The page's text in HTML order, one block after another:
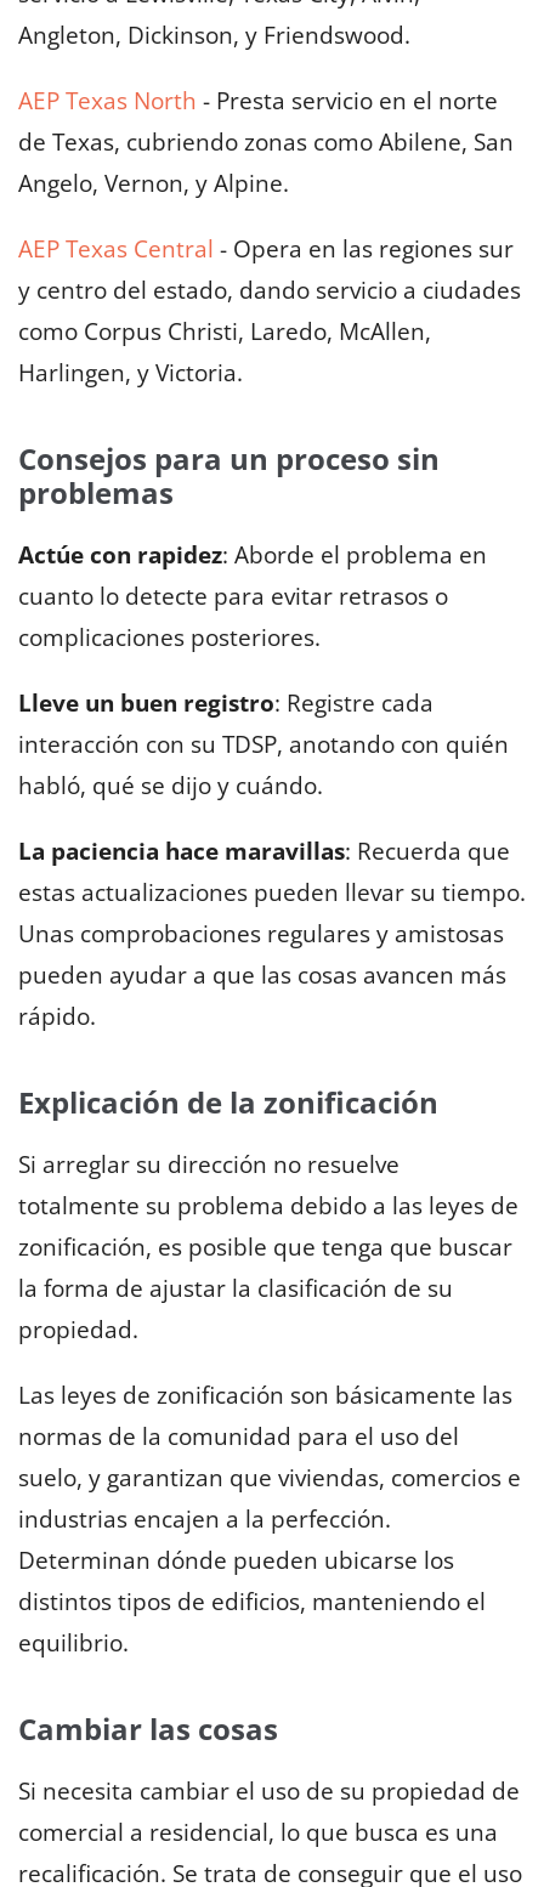
Angleton, Dickinson, y Friendswood.
AEP Texas North - Presta servicio en el norte
de Texas, cubriendo zonas como Abilene, San
Angelo, Vernon, y Alpine.
AEP Texas Central - Opera en las regiones sur
y centro del estado, dando servicio a ciudades
como Corpus Christi, Laredo, McAllen,
Harlingen, y Victoria.
Consejos para un proceso sin
problemas
Actúe con rapidez: Aborde el problema en
cuanto lo detecte para evitar retrasos o
complicaciones posteriores.
Lleve un buen registro: Registre cada
interacción con su TDSP, anotando con quién
habló, qué se dijo y cuándo.
La paciencia hace maravillas: Recuerda que
estas actualizaciones pueden llevar su tiempo.
Unas comprobaciones regulares y amistosas
pueden ayudar a que las cosas avancen más
rápido.
Explicación de la zonificación
Si arreglar su dirección no resuelve
totalmente su problema debido a las leyes de
zonificación, es posible que tenga que buscar
la forma de ajustar la clasificación de su
propiedad.
Las leyes de zonificación son básicamente las
normas de la comunidad para el uso del
suelo, y garantizan que viviendas, comercios e
industrias encajen a la perfección.
Determinan dónde pueden ubicarse los
distintos tipos de edificios, manteniendo el
equilibrio.
Cambiar las cosas
Si necesita cambiar el uso de su propiedad de
comercial a residencial, lo que busca es una
recalificación. Se trata de conseguir que el uso